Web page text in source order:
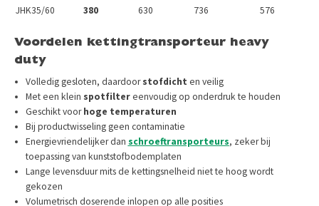
JHK35/60
380 630 736 576
Voordelen kettingtransporteur heavy
duty
Volledig gesloten, daardoorstofdicht en veilig
Met een klein spotfiltereenvoudig op onderdruk te houden
Geschikt voorhoge temperaturen
Bij productwisseling geen contaminatie
Energievriendelijker dan schroeftransporteurs, zeker bij
toepassing van kunststofbodemplaten
Lange levensduur mits de kettingsnelheid niet te hoog wordt
gekozen
Volumetrisch doserende inlopen op alle posities